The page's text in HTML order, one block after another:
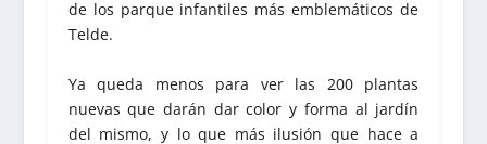
de los parque infantiles más emblemáticos de
Telde.
Ya queda menos para ver las 200 plantas
nuevas que darán dar color y forma al jardín
del mismo, y lo que más ilusión que hace a